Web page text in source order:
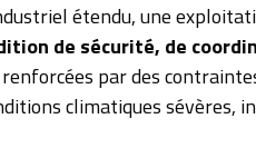
étendu, une
de sécurité, de
par des
climatiques